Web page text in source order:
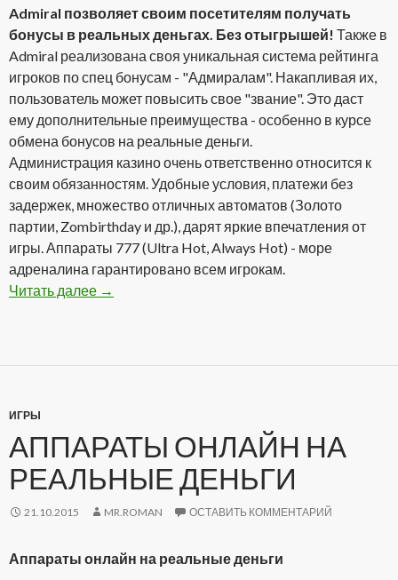
Admiral позволяет своим посетителям получать
бонусы в реальных деньгах. Без отыгрышей! Также в
Admiral реализована своя уникальная система рейтинга
игроков по спец бонусам - "Адмиралам". Накапливая их,
пользователь может повысить свое "звание". Это даст
ему дополнительные преимущества - особенно в курсе
обмена бонусов на реальные деньги.
Администрация казино очень ответственно относится к
своим обязанностям. Удобные условия, платежи без
задержек, множество отличных автоматов (Золото
партии, Zombirthday и др.), дарят яркие впечатления от
игры. Аппараты 777 (Ultra Hot, Always Hot) - море
адреналина гарантировано всем игрокам.
Читать далее Admiral Casino Club — один из лидеров
→
ИГРЫ
АППАРАТЫ ОНЛАЙН НА
РЕАЛЬНЫЕ ДЕНЬГИ
21.10.2015 MR.ROMAN ОСТАВИТЬ КОММЕНТАРИЙ
Аппараты онлайн на реальные деньги